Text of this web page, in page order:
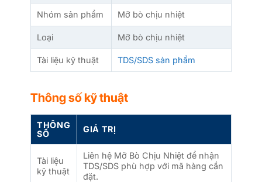
Nhóm sản phẩm Mỡ bò chịu nhiệt
Loại Mỡ bò chịu nhiệt
Tài liệu kỹ thuật TDS/SDS sản phẩm
Thông số kỹ thuật
THÔNG
SỐ
GIÁ TRỊ
Tài liệu
kỹ thuật
Liên hệ Mỡ Bò Chịu Nhiệt để nhận
TDS/SDS phù hợp với mã hàng cần
đặt.